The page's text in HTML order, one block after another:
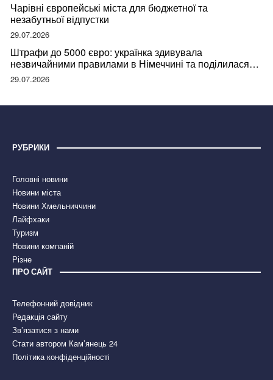
Чарівні європейські міста для бюджетної та
незабутньої відпустки
29.07.2026
Штрафи до 5000 євро: українка здивувала
незвичайними правилами в Німеччині та поділилася
правдою
29.07.2026
РУБРИКИ
Головні новини
Новини міста
Новини Хмельниччини
Лайфхаки
Туризм
Новини компаній
Різне
ПРО САЙТ
Телефонний довідник
Редакція сайту
Зв’язатися з нами
Стати автором Кам’янець 24
Політика конфіденційності